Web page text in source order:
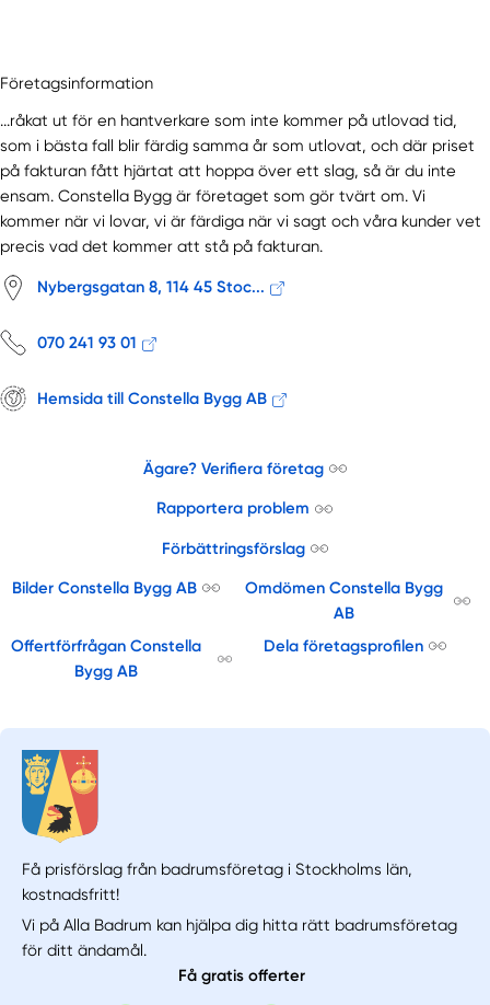
Företagsinformation
...råkat ut för en hantverkare som inte kommer på utlovad tid,
som i bästa fall blir färdig samma år som utlovat, och där priset
på fakturan fått hjärtat att hoppa över ett slag, så är du inte
ensam. Constella Bygg är företaget som gör tvärt om. Vi
kommer när vi lovar, vi är färdiga när vi sagt och våra kunder vet
precis vad det kommer att stå på fakturan.
Nybergsgatan 8, 114 45 Stoc...
070 241 93 01
Hemsida till Constella Bygg AB
Ägare? Verifiera företag
Rapportera problem
Förbättringsförslag
Bilder Constella Bygg AB
Omdömen Constella Bygg
AB
Offertförfrågan Constella
Bygg AB
Dela företagsprofilen
Få prisförslag från badrumsföretag i Stockholms län,
kostnadsfritt!
Vi på Alla Badrum kan hjälpa dig hitta rätt badrumsföretag
för ditt ändamål.
Få gratis offerter